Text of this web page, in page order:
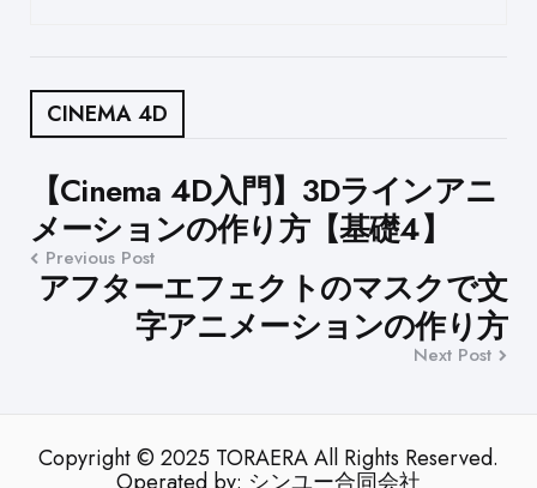
CINEMA 4D
Post
navigation
【Cinema 4D入門】3Dラインアニ
メーションの作り方【基礎4】
Previous Post
アフターエフェクトのマスクで文
字アニメーションの作り方
Next Post
Copyright © 2025 TORAERA All Rights Reserved.